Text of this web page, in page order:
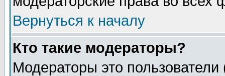
Вернуться к началу
Кто такие модераторы?
Модераторы это